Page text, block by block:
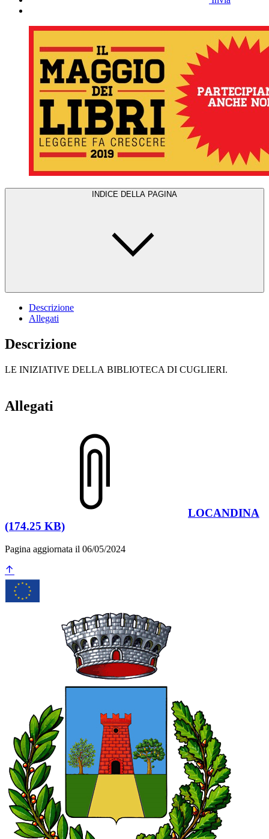
INDICE DELLA PAGINA
Descrizione
Allegati
Descrizione
LE INIZIATIVE DELLA BIBLIOTECA DI CUGLIERI.
Allegati
LOCANDINA
(174.25 KB)
Pagina aggiornata il 06/05/2024